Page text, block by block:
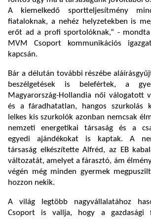
A kiemelkedő sportteljesítmény
fiataloknak, a nehéz helyzetekben is
erőt ad a profi sportolóknak,” - mondta
MVM Csoport kommunikációs
kapcsán.
Bár a délután további részébe
beszélgetések is belefértek, a
Magyarország-Hollandia női válogatott
és a fáradhatatlan, hangos szurkolás
lelkes kis szurkolók azonban nemcsak
nemzeti energetikai társaság és a
egyedi ajándékokat is kaptak. A
társaság elkészítette Alfréd, az EB
változatát, amelyet a fárasztó, ám
végén még minden gyermek
hozzon nekik.
A világ legtöbb nagyvállalatához
Csoport is vallja, hogy a gazdasági